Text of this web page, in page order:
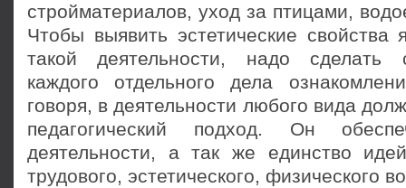
стройматериалов, уход за птицами,
Чтобы выявить эстетические свойства
такой деятельности, надо сделать
каждого отдельного дела
говоря, в деятельности любого вида
педагогический подход. Он
деятельности, а так же единство
трудового, эстетического, физического